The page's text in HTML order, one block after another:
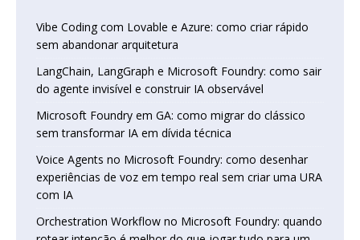
Vibe Coding com Lovable e Azure: como criar rápido
sem abandonar arquitetura
LangChain, LangGraph e Microsoft Foundry: como sair
do agente invisível e construir IA observável
Microsoft Foundry em GA: como migrar do clássico
sem transformar IA em dívida técnica
Voice Agents no Microsoft Foundry: como desenhar
experiências de voz em tempo real sem criar uma URA
com IA
Orchestration Workflow no Microsoft Foundry: quando